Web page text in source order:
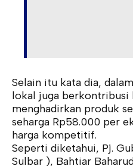
Selain itu kata dia,
lokal juga berkontribusi
menghadirkan produk
seharga Rp58.000 per
harga kompetitif.
Seperti diketahui, Pj.
Sulbar ), Bahtiar